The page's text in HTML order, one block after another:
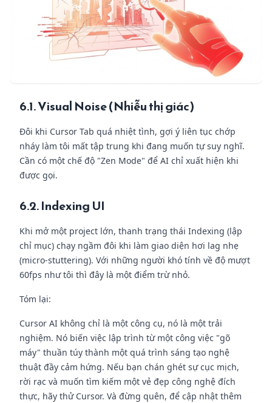
6.1. Visual Noise (Nhiễu thị giác)
Đôi khi Cursor Tab quá nhiệt tình, gợi ý liên tục chớp
nháy làm tôi mất tập trung khi đang muốn tự suy nghĩ.
Cần có một chế độ "Zen Mode" để AI chỉ xuất hiện khi
được gọi.
6.2. Indexing UI
Khi mở một project lớn, thanh trạng thái Indexing (lập
chỉ mục) chạy ngầm đôi khi làm giao diện hơi lag nhẹ
(micro-stuttering). Với những người khó tính về độ mượt
60fps như tôi thì đây là một điểm trừ nhỏ.
Tóm lại:
Cursor AI không chỉ là một công cụ, nó là một trải
nghiệm. Nó biến việc lập trình từ một công việc "gõ
máy" thuần túy thành một quá trình sáng tạo nghệ
thuật đầy cảm hứng. Nếu bạn chán ghét sự cục mịch,
rời rạc và muốn tìm kiếm một vẻ đẹp công nghệ đích
thực, hãy thử Cursor. Và đừng quên, để cập nhật thêm